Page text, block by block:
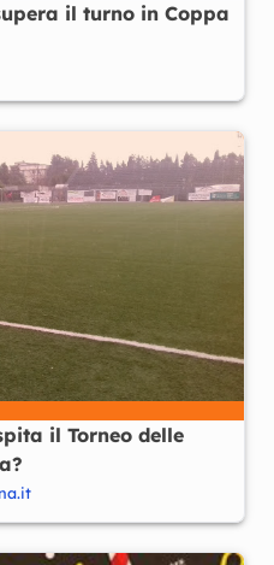
il turno in Coppa
il Torneo delle